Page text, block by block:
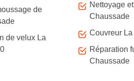
de
de velux La
Nettoyage
Chaussade
Couvreur
Réparation
Chaussade